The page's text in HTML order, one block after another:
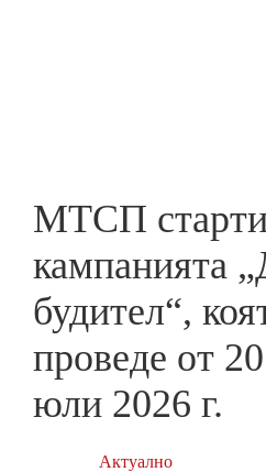
МТСП
кампанията
будител“,
проведе от
юли 2026 г.
Актуално